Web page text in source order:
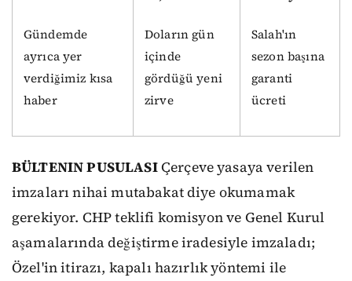
Gündemde
ayrıca yer
verdiğimiz kısa
haber
Doların gün
içinde
gördüğü yeni
zirve
Salah'ın
sezon başına
garanti
ücreti
BÜLTENIN PUSULASIÇerçeve yasaya verilen
imzaları nihai mutabakat diye okumamak
gerekiyor. CHP teklifi komisyon ve Genel Kurul
aşamalarında değiştirme iradesiyle imzaladı;
Özel'in itirazı, kapalı hazırlık yöntemi ile